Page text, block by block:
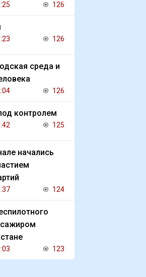
126
126
среда и
126
контролем
125
начались
124
123